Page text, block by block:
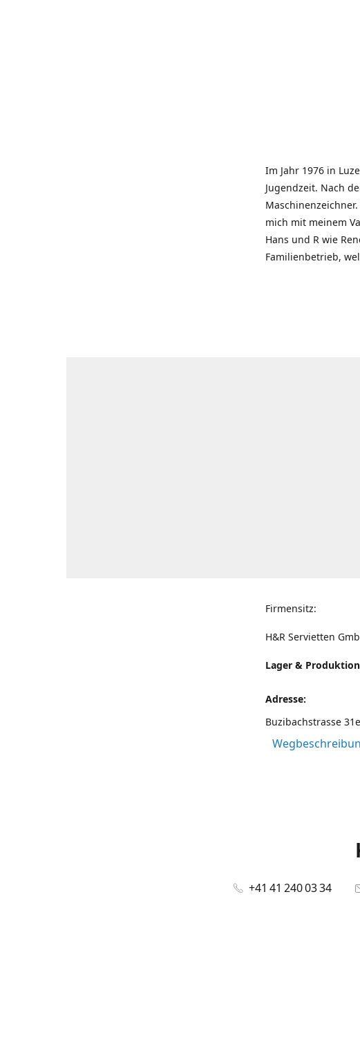
Im Jahr 1976 in
Jugendzeit. Nach
mich mit meinem
Hans und R wie
Familienbetrieb,
Firmensitz:
H&R Servietten
Lager &
Adresse:
Buzibachstrasse
+41 41 240 03 34